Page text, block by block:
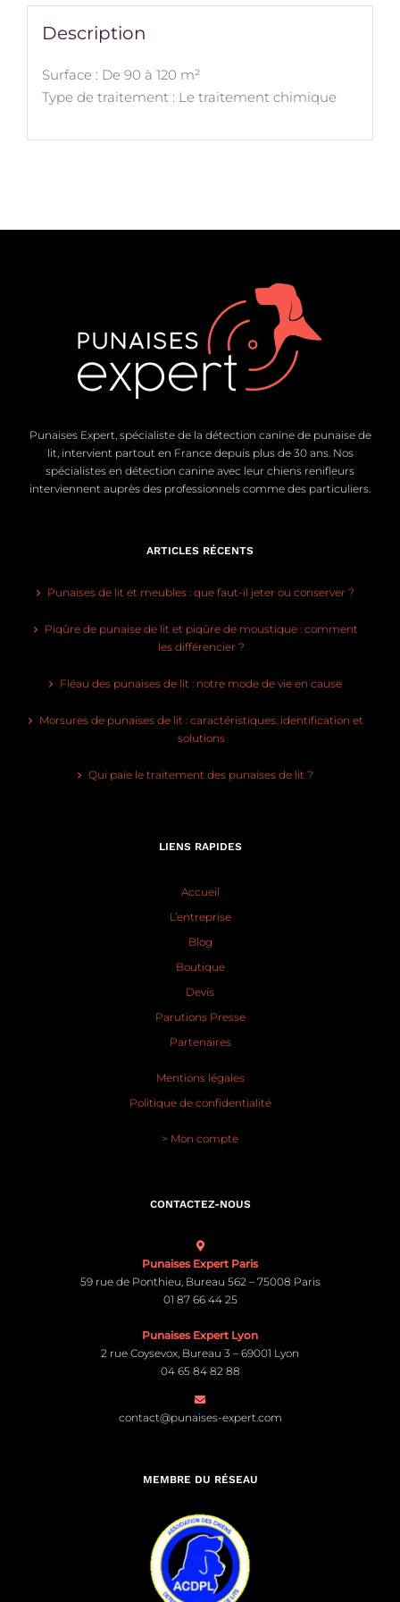
Description
Surface : De 90 à 120 m²
Type de traitement : Le traitement chimique
Punaises Expert, spécialiste de la détection canine de punaise de
lit, intervient partout en France depuis plus de 30 ans. Nos
spécialistes en détection canine avec leur chiens renifleurs
interviennent auprès des professionnels comme des particuliers.
ARTICLES RÉCENTS
Punaises de lit et meubles : que faut-il jeter ou conserver ?
Piqûre de punaise de lit et piqûre de moustique : comment
les différencier ?
Fléau des punaises de lit : notre mode de vie en cause
Morsures de punaises de lit : caractéristiques, identification et
solutions
Qui paie le traitement des punaises de lit ?
LIENS RAPIDES
Accueil
L’entreprise
Blog
Boutique
Devis
Parutions Presse
Partenaires
Mentions légales
Politique de confidentialité
> Mon compte
CONTACTEZ-NOUS
Punaises Expert Paris
59 rue de Ponthieu, Bureau 562 – 75008 Paris
01 87 66 44 25
Punaises Expert Lyon
2 rue Coysevox, Bureau 3 – 69001 Lyon
04 65 84 82 88
contact@punaises-expert.com
MEMBRE DU RÉSEAU